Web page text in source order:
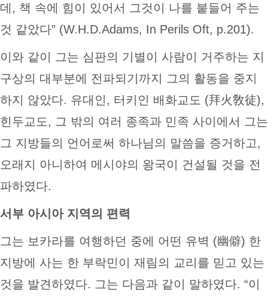
데, 책 속에 힘이 있어서 그것이 나를 붙들어 주는
것 같았다” (W.H.D.Adams, In Perils Oft, p.201).
이와 같이 그는 심판의 기별이 사람이 거주하는 지
구상의 대부분에 전파되기까지 그의 활동을 중지
하지 않았다. 유대인, 터키인 배화교도 (拜火敎徒),
힌두교도, 그 밖의 여러 종족과 민족 사이에서 그는
그 지방들의 언어로써 하나님의 말씀을 증거하고,
오래지 아니하여 메시야의 왕국이 건설될 것을 전
파하였다.
서부 아시아 지역의 편력
그는 보카라를 여행하던 중에 어떤 유벽 (幽僻) 한
지방에 사는 한 부락민이 재림의 교리를 믿고 있는
것을 발견하였다. 그는 다음과 같이 말하였다. “이